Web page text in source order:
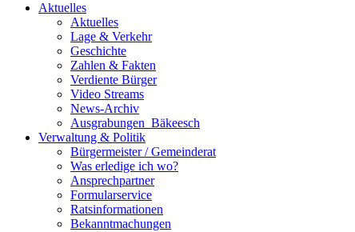
Aktuelles
Aktuelles
Lage & Verkehr
Geschichte
Zahlen & Fakten
Verdiente Bürger
Video Streams
News-Archiv
Ausgrabungen_Bäkeesch
Verwaltung & Politik
Bürgermeister / Gemeinderat
Was erledige ich wo?
Ansprechpartner
Formularservice
Ratsinformationen
Bekanntmachungen